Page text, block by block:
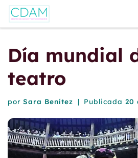
Saltar al contenido
Día mundial
teatro
por Sara Benítez | Publicada 20